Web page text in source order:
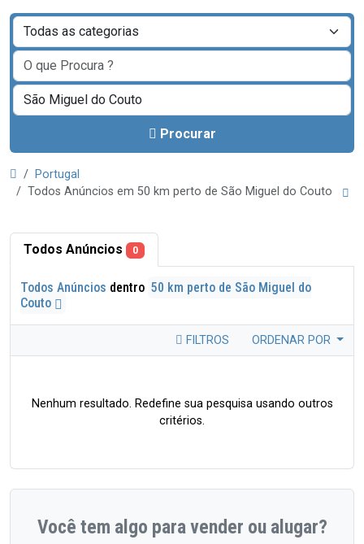
Procurar
Portugal
Todos Anúncios em 50 km perto de São Miguel do Couto
Todos Anúncios 0
Todos Anúncios dentro 50 km perto de São Miguel do
Couto
FILTROS ORDENAR POR
Nenhum resultado. Redefine sua pesquisa usando outros
critérios.
Você tem algo para vender ou alugar?